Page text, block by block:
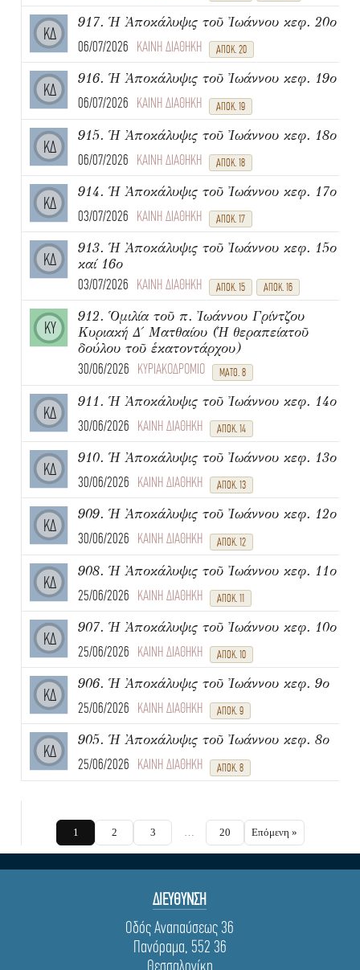
ΚΔ
917. Ἡ Ἀποκάλυψις τοῦ Ἰωάννου κεφ. 20ο
06/07/2026 ΚΑΙΝΗ ΔΙΑΘΗΚΗ ΑΠΟΚ. 20
ΚΔ
916. Ἡ Ἀποκάλυψις τοῦ Ἰωάννου κεφ. 19ο
06/07/2026 ΚΑΙΝΗ ΔΙΑΘΗΚΗ ΑΠΟΚ. 19
ΚΔ
915. Ἡ Ἀποκάλυψις τοῦ Ἰωάννου κεφ. 18ο
06/07/2026 ΚΑΙΝΗ ΔΙΑΘΗΚΗ ΑΠΟΚ. 18
ΚΔ
914. Ἡ Ἀποκάλυψις τοῦ Ἰωάννου κεφ. 17ο
03/07/2026 ΚΑΙΝΗ ΔΙΑΘΗΚΗ ΑΠΟΚ. 17
ΚΔ
913. Ἡ Ἀποκάλυψις τοῦ Ἰωάννου κεφ. 15ο
καί 16ο
03/07/2026 ΚΑΙΝΗ ΔΙΑΘΗΚΗ ΑΠΟΚ. 15 ΑΠΟΚ. 16
ΚΥ
912. Ὁμιλία τοῦ π. Ἰωάννου Γρίντζου
Κυριακή Δ΄ Ματθαίου (Ἡ θεραπείατοῦ
δούλου τοῦ ἑκατοντάρχου)
30/06/2026 ΚΥΡΙΑΚΟΔΡΟΜΙΟ ΜΑΤΘ. 8
ΚΔ
911. Ἡ Ἀποκάλυψις τοῦ Ἰωάννου κεφ. 14ο
30/06/2026 ΚΑΙΝΗ ΔΙΑΘΗΚΗ ΑΠΟΚ. 14
ΚΔ
910. Ἡ Ἀποκάλυψις τοῦ Ἰωάννου κεφ. 13ο
30/06/2026 ΚΑΙΝΗ ΔΙΑΘΗΚΗ ΑΠΟΚ. 13
ΚΔ
909. Ἡ Ἀποκάλυψις τοῦ Ἰωάννου κεφ. 12ο
30/06/2026 ΚΑΙΝΗ ΔΙΑΘΗΚΗ ΑΠΟΚ. 12
ΚΔ
908. Ἡ Ἀποκάλυψις τοῦ Ἰωάννου κεφ. 11ο
25/06/2026 ΚΑΙΝΗ ΔΙΑΘΗΚΗ ΑΠΟΚ. 11
ΚΔ
907. Ἡ Ἀποκάλυψις τοῦ Ἰωάννου κεφ. 10ο
25/06/2026 ΚΑΙΝΗ ΔΙΑΘΗΚΗ ΑΠΟΚ. 10
ΚΔ
906. Ἡ Ἀποκάλυψις τοῦ Ἰωάννου κεφ. 9ο
25/06/2026 ΚΑΙΝΗ ΔΙΑΘΗΚΗ ΑΠΟΚ. 9
ΚΔ
905. Ἡ Ἀποκάλυψις τοῦ Ἰωάννου κεφ. 8ο
25/06/2026 ΚΑΙΝΗ ΔΙΑΘΗΚΗ ΑΠΟΚ. 8
1 2 3 … 20 Επόμενη »
ΔΙΕΥΘΥΝΣΗ
Οδός Αναπαύσεως 36
Πανόραμα, 552 36
Θεσσαλονίκη